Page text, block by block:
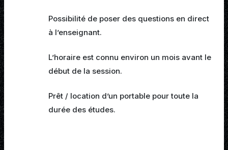
Possibilité de poser des questions en direct
à l’enseignant.
L’horaire est connu environ un mois avant le
début de la session.
Prêt / location d’un portable pour toute la
durée des études.